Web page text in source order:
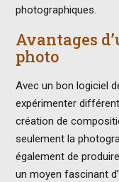
photographiques.
Avantages
photo
Avec un bon logiciel
expérimenter
création de
seulement la
également de
un moyen fascinant